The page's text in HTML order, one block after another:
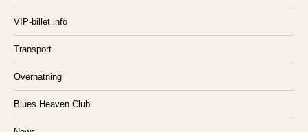
VIP-billet info
Transport
Overnatning
Blues Heaven Club